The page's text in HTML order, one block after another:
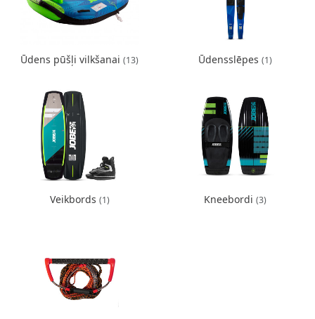
Ūdens pūšļi vilkšanai(13) Ūdensslēpes(1)
Veikbords (1) Kneebordi(3)